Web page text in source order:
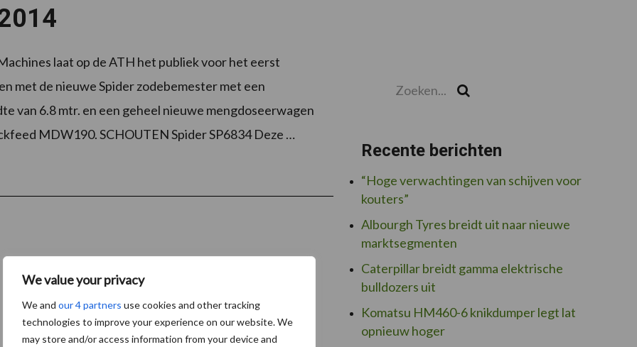
We value your privacy
We and our 4 partners use cookies and other tracking
technologies to improve your experience on our website. We
may store and/or access information from your device and
laat op de ATH het publiek voor het eerst
met de nieuwe Spider zodebemester met een
van 6.8 mtr. en een geheel nieuwe mengdoseerwagen
MDW190. SCHOUTEN Spider SP6834 Deze …
Recente berichten
“Hoge verwachtingen van schijven voor
kouters”
Albourgh Tyres breidt uit naar nieuwe
marktsegmenten
Caterpillar breidt gamma elektrische
bulldozers uit
Komatsu HM460-6 knikdumper legt lat
opnieuw hoger